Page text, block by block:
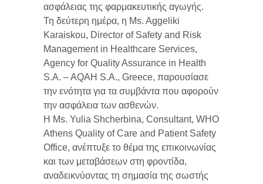
ασφάλειας της φαρμακευτικής αγωγής.
Τη δεύτερη ημέρα, η Ms. Aggeliki
Karaiskou, Director of Safety and Risk
Management in Healthcare Services,
Agency for Quality Assurance in Health
S.A. – AQAH S.A., Greece, παρουσίασε
την ενότητα για τα συμβάντα που αφορούν
την ασφάλεια των ασθενών.
Η Ms. Yulia Shcherbina, Consultant, WHO
Athens Quality of Care and Patient Safety
Office, ανέπτυξε το θέμα της επικοινωνίας
και των μεταβάσεων στη φροντίδα,
αναδεικνύοντας τη σημασία της σωστής